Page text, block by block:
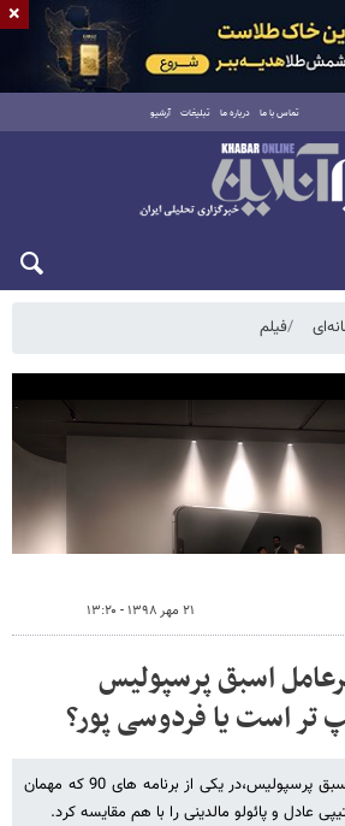
تماس با ما درباره ما تبلیغات آرشیو
۱۴۰۵
فیلم
۲۱ مهر ۱۳۹۸ - ۱۳:۲۰
اسبق پرسپولیس
تر است یا فردوسی پور؟
محمد رویانیان،مدیر عامل اسبق پرسپولیس،در یکی از برنامه های 90 که مهمان
عادل و پائولو مالدینی را با هم مقایسه کرد.
×